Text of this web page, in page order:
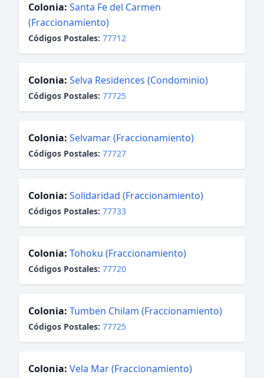
Colonia: Santa Fe del Carmen
(Fraccionamiento)
Códigos Postales: 77712
Colonia: Selva Residences (Condominio)
Códigos Postales: 77725
Colonia: Selvamar (Fraccionamiento)
Códigos Postales: 77727
Colonia: Solidaridad (Fraccionamiento)
Códigos Postales: 77733
Colonia: Tohoku (Fraccionamiento)
Códigos Postales: 77720
Colonia: Tumben Chilam (Fraccionamiento)
Códigos Postales: 77725
Colonia: Vela Mar (Fraccionamiento)